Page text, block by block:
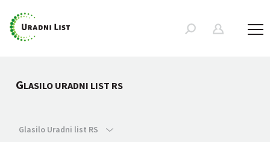
GLASILO URADNI LIST RS
Glasilo Uradni list RS